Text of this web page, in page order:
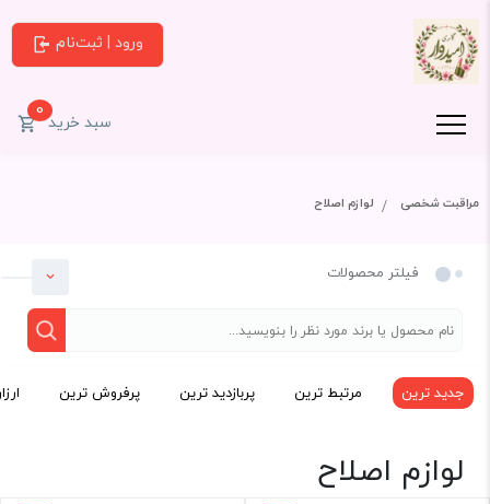
ورود | ثبت‌نام
سبد خرید0
مراقبت شخصی لوازم اصلاح
فیلتر محصولات
دسته بندی
مراقبت شخصی
جدید ترین مرتبط ترین پربازدید ترین پرفروش ترین
لوازم اصلاح